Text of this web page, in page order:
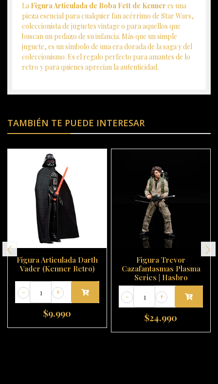
La Figura Articulada de Boba Fett de Kenner es una
pieza esencial para cualquier fan acérrimo de Star Wars,
coleccionista de juguetes vintage o para aquellos que
buscan un pedazo de su infancia. Más que un simple
juguete, es un símbolo de una era dorada de la saga y del
coleccionismo. Es el regalo perfecto para amantes de lo
retro y para quienes aprecian la autenticidad.
TAMBIÉN TE PUEDE INTERESAR
Figura Articulada Darth
Vader (Kenner Retro)
+
-
$9.990
Figura Trevor
Cazafantasmas Plasma
Series | Hasbro
+
-
$24.990